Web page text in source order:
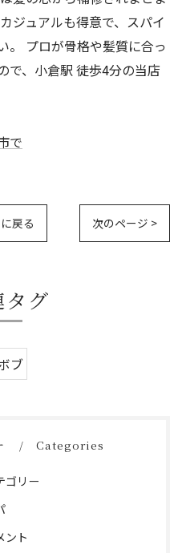
ジュアルも得意で、スパイ
。 プロが骨格や髪質に合っ
で、小倉駅 徒歩4分の当店
で
戻る 次のページ >
タグ
ブ
Categories
ゴリー
ント